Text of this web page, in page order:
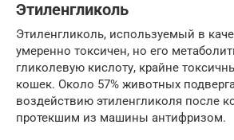
Этиленгликоль
Этиленгликоль, используемый в
умеренно токсичен, но его
гликолевую кислоту, крайне
кошек. Около 57% животных
воздействию этиленгликоля после
протекшим из машины антифризом.